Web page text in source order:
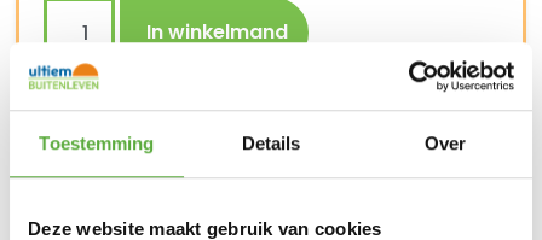
Toestemming Details Over
Deze website maakt gebruik van cookies
In winkelmand
Achteraf betalen mogelijk
401007
CategorieënBarbecues,Big Green Egg accessoires